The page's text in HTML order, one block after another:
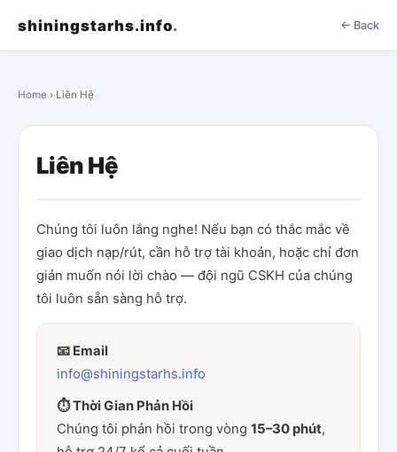
shiningstarhs.info. ← Back
Home › Liên Hệ
Liên Hệ
Chúng tôi luôn lắng nghe! Nếu bạn có thắc mắc về
giao dịch nạp/rút, cần hỗ trợ tài khoản, hoặc chỉ đơn
giản muốn nói lời chào — đội ngũ CSKH của chúng
tôi luôn sẵn sàng hỗ trợ.
📧 Email
info@shiningstarhs.info
⏱ Thời Gian Phản Hồi
Chúng tôi phản hồi trong vòng 15–30 phút,